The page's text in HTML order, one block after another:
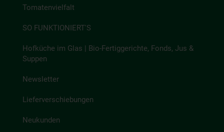
Tomatenvielfalt
SO FUNKTIONIERT'S
Hofküche im Glas | Bio-Fertiggerichte, Fonds, Jus &
Suppen
Newsletter
Lieferverschiebungen
Neukunden